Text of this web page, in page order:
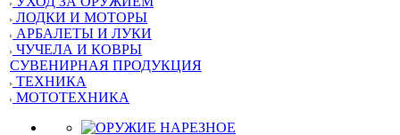
ЛОДКИ И МОТОРЫ
АРБАЛЕТЫ И ЛУКИ
ЧУЧЕЛА И КОВРЫ
СУВЕНИРНАЯ ПРОДУКЦИЯ
ТЕХНИКА
МОТОТЕХНИКА